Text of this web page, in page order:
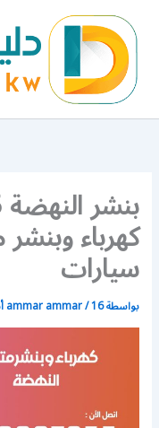
المحتوى
كهرباء
سيارات
بواسطة ammar ammar/16 أبريل، 2020